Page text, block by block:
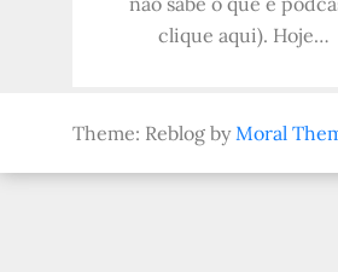
clique aqui). Hoje…
Theme: Reblog byMoral